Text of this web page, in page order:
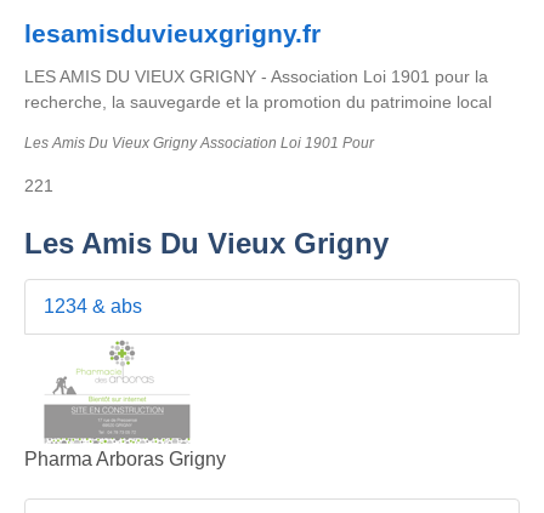
lesamisduvieuxgrigny.fr
LES AMIS DU VIEUX GRIGNY - Association Loi 1901 pour la
recherche, la sauvegarde et la promotion du patrimoine local
Les Amis Du Vieux Grigny Association Loi 1901 Pour
221
Les Amis Du Vieux Grigny
1234 & abs
Pharma Arboras Grigny